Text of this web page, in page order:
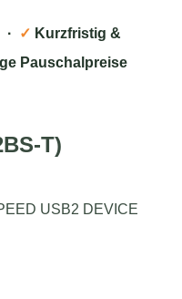
· ✓ Kurzfristig &
Pauschalpreise
T)
USB2 DEVICE